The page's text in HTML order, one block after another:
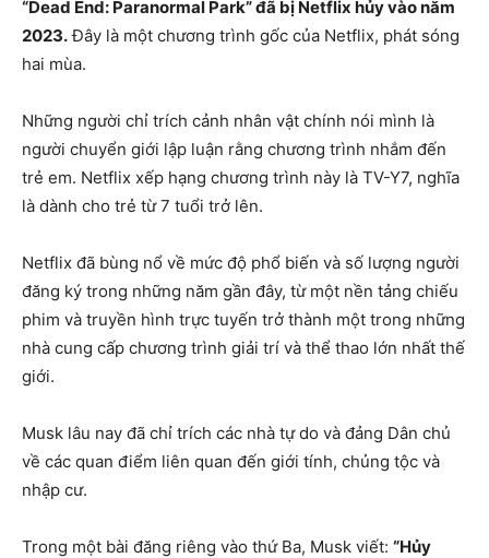
“Dead End: Paranormal Park” đã bị Netflix hủy vào năm
2023.Đây là một chương trình gốc của Netflix, phát sóng
hai mùa.
Những người chỉ trích cảnh nhân vật chính nói mình là
người chuyển giới lập luận rằng chương trình nhắm đến
trẻ em. Netflix xếp hạng chương trình này là TV-Y7, nghĩa
là dành cho trẻ từ 7 tuổi trở lên.
Netflix đã bùng nổ về mức độ phổ biến và số lượng người
đăng ký trong những năm gần đây, từ một nền tảng chiếu
phim và truyền hình trực tuyến trở thành một trong những
nhà cung cấp chương trình giải trí và thể thao lớn nhất thế
giới.
Musk lâu nay đã chỉ trích các nhà tự do và đảng Dân chủ
về các quan điểm liên quan đến giới tính, chủng tộc và
nhập cư.
Trong một bài đăng riêng vào thứ Ba, Musk viết: “Hủy